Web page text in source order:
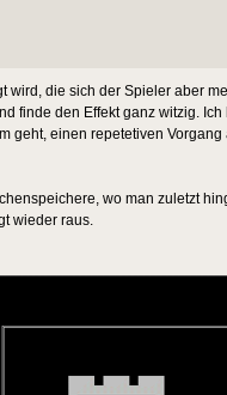
wird, die sich der Spieler aber
finde den Effekt ganz witzig.
geht, einen repetetiven
wo man zuletzt
wieder raus.